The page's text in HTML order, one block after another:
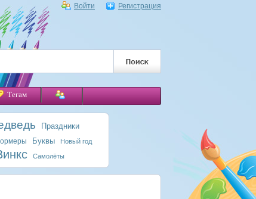
Войти Регистрация
Тегам
Праздники
Буквы Новый год
Самолёты